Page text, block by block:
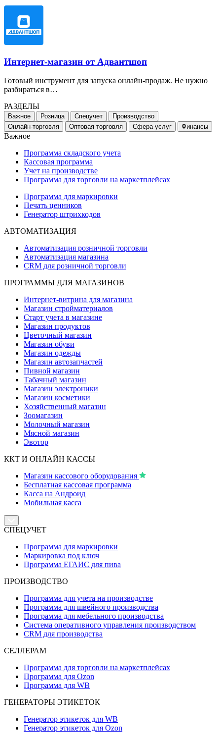
Интернет-магазин от Адвантшоп
Готовый инструмент для запуска онлайн-продаж. Не нужно
разбираться в…
РАЗДЕЛЫ
Важное Розница Спецучет
Производство
Онлайн-торговля
Оптовая торговля Сфера услуг Финансы
Важное
Программа складского учета
Кассовая программа
Учет на производстве
Программа для торговли на маркетплейсах
Программа для маркировки
Печать ценников
Генератор штрихкодов
АВТОМАТИЗАЦИЯ
Автоматизация розничной торговли
Автоматизация магазина
CRM для розничной торговли
ПРОГРАММЫ ДЛЯ МАГАЗИНОВ
Интернет-витрина для магазина
Магазин стройматериалов
Старт учета в магазине
Магазин продуктов
Цветочный магазин
Магазин обуви
Магазин одежды
Магазин автозапчастей
Пивной магазин
Табачный магазин
Магазин электроники
Магазин косметики
Хозяйственный магазин
Зоомагазин
Молочный магазин
Мясной магазин
Эвотор
ККТ И ОНЛАЙН КАССЫ
Магазин кассового оборудования
Бесплатная кассовая программа
Касса на Андроид
Мобильная касса
СПЕЦУЧЕТ
Программа для маркировки
Маркировка под ключ
Программа ЕГАИС для пива
ПРОИЗВОДСТВО
Программа для учета на производстве
Программа для швейного производства
Программа для мебельного производства
Система оперативного управления производством
CRM для производства
СЕЛЛЕРАМ
Программа для торговли на маркетплейсах
Программа для Ozon
Программа для WB
ГЕНЕРАТОРЫ ЭТИКЕТОК
Генератор этикеток для WB
Генератор этикеток для Ozon